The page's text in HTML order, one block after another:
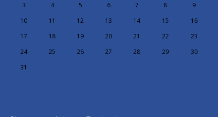
3
4 5 6 7 8
9
10
11 12 13 14 15
16
17
18 19 20 21 22
23
24
25 26 27 28 29
30
31